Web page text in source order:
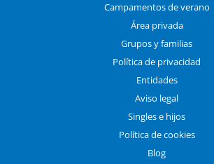
Campamentos de verano
Área privada
Grupos y familias
Política de privacidad
Entidades
Aviso legal
Singles e hijos
Política de cookies
Blog